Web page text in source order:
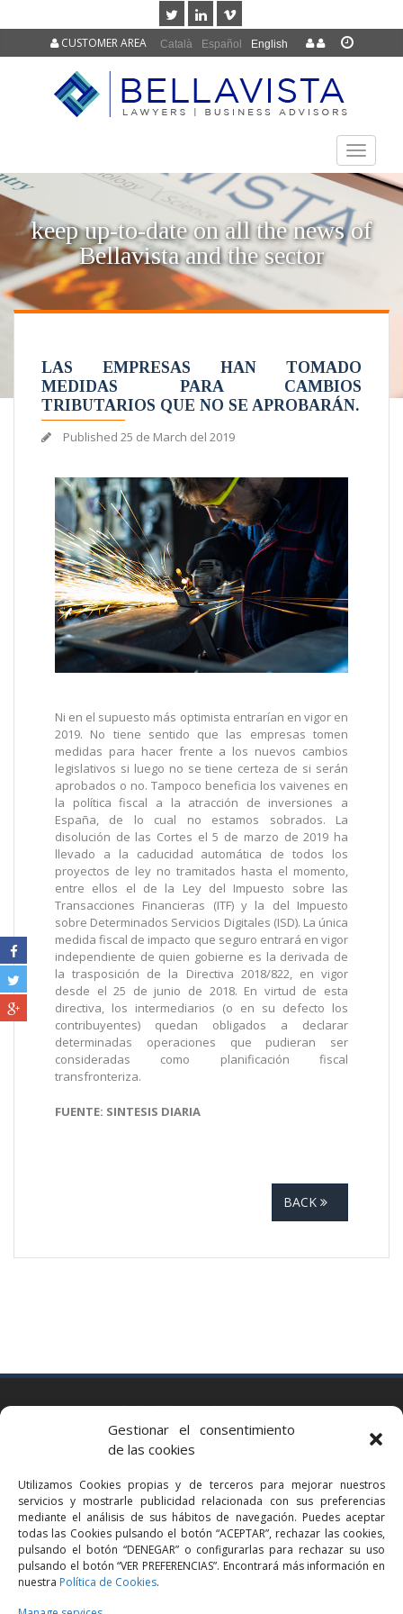
Gestionar el consentimiento
de las cookies
Utilizamos Cookies propias y de terceros para mejorar nuestros
servicios y mostrarle publicidad relacionada con sus preferencias
mediante el análisis de sus hábitos de navegación. Puedes aceptar
todas las Cookies pulsando el botón “ACEPTAR”, rechazar las cookies,
pulsando el botón “DENEGAR” o configurarlas para rechazar su uso
pulsando el botón “VER PREFERENCIAS”. Encontrará más información en
nuestra Política de Cookies.
Català Español English
CUSTOMER AREA
TOGGLE
keep up-to-date on all the news of
Bellavista and the sector
LAS EMPRESAS HAN TOMADO
MEDIDAS PARA CAMBIOS
TRIBUTARIOS QUE NO SE APROBARÁN.
Published 25 de March del 2019
Ni en el supuesto más optimista entrarían en vigor en
2019. No tiene sentido que las empresas tomen
medidas para hacer frente a los nuevos cambios
legislativos si luego no se tiene certeza de si serán
aprobados o no. Tampoco beneficia los vaivenes en
la política fiscal a la atracción de inversiones a
España, de lo cual no estamos sobrados. La
disolución de las Cortes el 5 de marzo de 2019 ha
llevado a la caducidad automática de todos los
proyectos de ley no tramitados hasta el momento,
entre ellos el de la Ley del Impuesto sobre las
Transacciones Financieras (ITF) y la del Impuesto
sobre Determinados Servicios Digitales (ISD). La única
medida fiscal de impacto que seguro entrará en vigor
independiente de quien gobierne es la derivada de
la trasposición de la Directiva 2018/822, en vigor
desde el 25 de junio de 2018. En virtud de esta
directiva, los intermediarios (o en su defecto los
contribuyentes) quedan obligados a declarar
determinadas operaciones que pudieran ser
consideradas como planificación fiscal
transfronteriza.
FUENTE: SINTESIS DIARIA
BACK
Via Augusta 2 bis, 3º, 08006 Barcelona
bcn@bellavistalegal.eu
GRANOLLERS
C/ Sant Jaume, 16 1r, 08401 Granollers (Bcn)
+34 93 860 39 60
grn@bellavistalegal.eu